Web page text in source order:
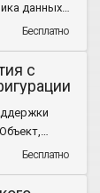
данных
Бесплатно
с
Бесплатно